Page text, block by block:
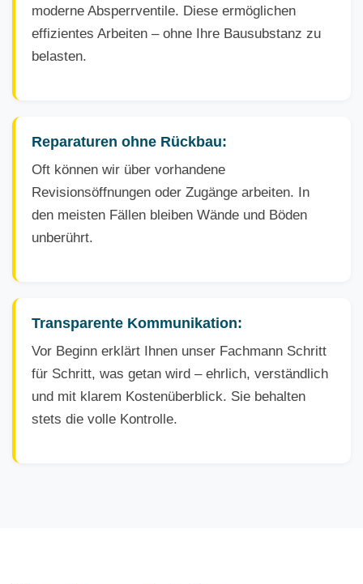
moderne Absperrventile. Diese ermöglichen
effizientes Arbeiten – ohne Ihre Bausubstanz zu
belasten.
Reparaturen ohne Rückbau:
Oft können wir über vorhandene
Revisionsöffnungen oder Zugänge arbeiten. In
den meisten Fällen bleiben Wände und Böden
unberührt.
Transparente Kommunikation:
Vor Beginn erklärt Ihnen unser Fachmann Schritt
für Schritt, was getan wird – ehrlich, verständlich
und mit klarem Kostenüberblick. Sie behalten
stets die volle Kontrolle.